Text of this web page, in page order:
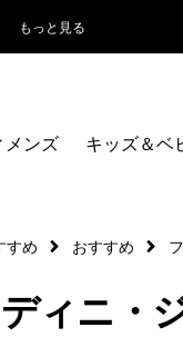
もっと見る
メンズ キッズ＆ベ
すめ おすすめ
ィニ・